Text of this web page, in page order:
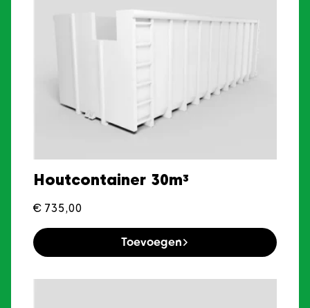
Houtcontainer 30m³
€ 735,00
Toevoegen